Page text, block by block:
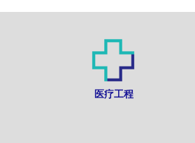
医疗工程